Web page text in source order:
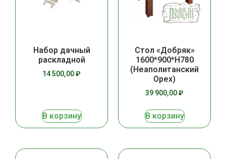
Набор дачный
раскладной
14 500,00₽
В корзину
Стол «Добряк»
1600*900*Н780
(Неаполитанский
Орех)
39 900,00₽
В корзину